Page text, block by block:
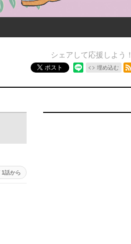
シェアして応援しよう！
ポスト 埋め込む
1話から